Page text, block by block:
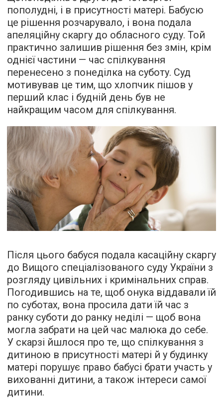
пополудні, і в присутності матері. Бабусю
це рішення розчарувало, і вона подала
апеляційну скаргу до обласного суду. Той
практично залишив рішення без змін, крім
однієї частини — час спілкування
перенесено з понеділка на суботу. Суд
мотивував це тим, що хлопчик пішов у
перший клас і будній день був не
найкращим часом для спілкування.
Після цього бабуся подала касаційну скаргу
до Вищого спеціалізованого суду України з
розгляду цивільних і кримінальних справ.
Погодившись на те, щоб онука віддавали їй
по суботах, вона просила дати їй час з
ранку суботи до ранку неділі — щоб вона
могла забрати на цей час малюка до себе.
У скарзі йшлося про те, що спілкування з
дитиною в присутності матері й у будинку
матері порушує право бабусі брати участь у
вихованні дитини, а також інтереси самої
дитини.